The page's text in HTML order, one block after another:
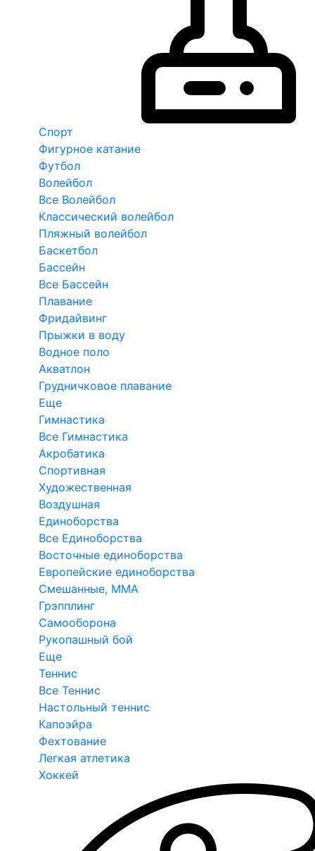
Спорт
Фигурное катание
Футбол
Волейбол
Все Волейбол
Классический волейбол
Пляжный волейбол
Баскетбол
Бассейн
Все Бассейн
Плавание
Фридайвинг
Прыжки в воду
Водное поло
Акватлон
Грудничковое плавание
Еще
Гимнастика
Все Гимнастика
Акробатика
Спортивная
Художественная
Воздушная
Единоборства
Все Единоборства
Восточные единоборства
Европейские единоборства
Смешанные, ММА
Грэпплинг
Самооборона
Рукопашный бой
Еще
Теннис
Все Теннис
Настольный теннис
Капоэйра
Фехтование
Легкая атлетика
Хоккей